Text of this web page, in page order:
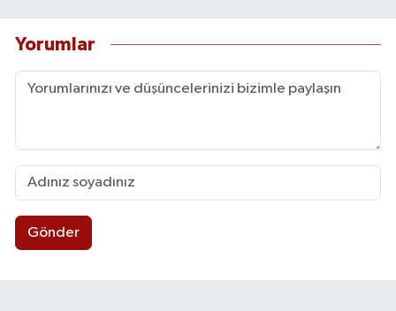
Yorumlar
Gönder